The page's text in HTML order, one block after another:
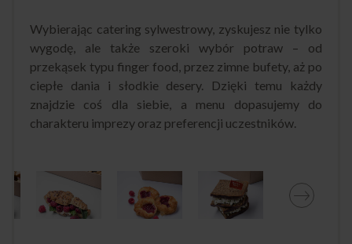
Wybierając catering sylwestrowy, zyskujesz nie tylko
wygodę, ale także szeroki wybór potraw – od
przekąsek typu finger food, przez zimne bufety, aż po
ciepłe dania i słodkie desery. Dzięki temu każdy
znajdzie coś dla siebie, a menu dopasujemy do
charakteru imprezy oraz preferencji uczestników.